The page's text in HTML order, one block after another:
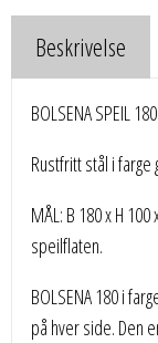
Beskrivelse
BOLSENA SPEIL
Rustfritt stål i farge
MÅL: B 180 x H
speilflaten.
BOLSENA 180 i
på hver side. Den